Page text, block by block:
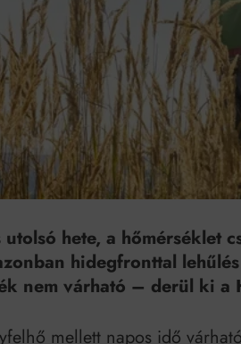
Az
Mindenki
hete, a hőmérséklet
hidegfronttal
nem várható – derül ki a
mellett napos idő